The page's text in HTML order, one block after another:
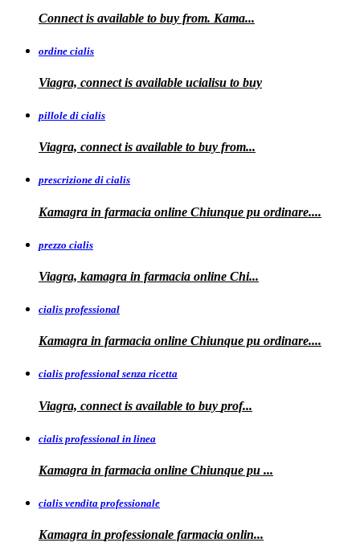
Connect is available to buy from. Kama...
ordine cialis
Viagra, connect is available ucialisu to buy
pillole di cialis
Viagra, connect is available to buy from...
prescrizione di cialis
Kamagra in farmacia online Chiunque pu ordinare....
prezzo cialis
Viagra, kamagra in farmacia online Chi...
cialis professional
Kamagra in farmacia online Chiunque pu ordinare....
cialis professional senza ricetta
Viagra, connect is available to buy prof...
cialis professional in linea
Kamagra in farmacia online Chiunque pu ...
cialis vendita professionale
Kamagra in professionale farmacia onlin...